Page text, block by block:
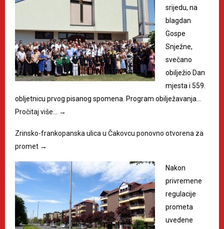
srijedu, na
blagdan
Gospe
Snježne,
svečano
obilježio Dan
mjesta i 559.
obljetnicu prvog pisanog spomena. Program obilježavanja…
Pročitaj više…
→
Zrinsko-frankopanska ulica u Čakovcu ponovno otvorena za
promet →
Nakon
privremene
regulacije
prometa
uvedene